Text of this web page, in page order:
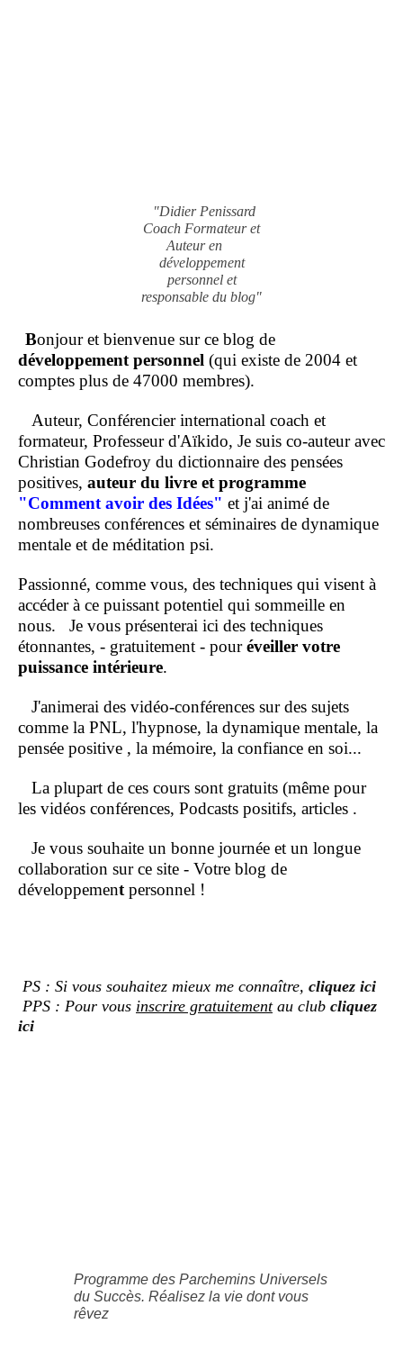
"Didier Penissard
Coach Formateur et
Auteur en
développement
personnel et
responsable du blog"
Bonjour et bienvenue sur ce blog de
développement personnel (qui existe de 2004 et
comptes plus de 47000 membres).
Auteur, Conférencier international coach et
formateur, Professeur d'Aïkido, Je suis co-auteur avec
Christian Godefroy du dictionnaire des pensées
positives, auteur du livre et programme
"Comment avoir des Idées" et j'ai animé de
nombreuses conférences et séminaires de dynamique
mentale et de méditation psi.
Passionné, comme vous, des techniques qui visent à
accéder à ce puissant potentiel qui sommeille en
nous. Je vous présenterai ici des techniques
étonnantes, - gratuitement - pouréveiller votre
puissance intérieure.
J'animerai des vidéo-conférences sur des sujets
comme la PNL, l'hypnose, la dynamique mentale, la
pensée positive , la mémoire, la confiance en soi...
La plupart de ces cours sont gratuits (même pour
les vidéos conférences, Podcasts positifs, articles .
Je vous souhaite un bonne journée et un longue
collaboration sur ce site - Votre blog de
développementpersonnel !
PS : Si vous souhaitez mieux me connaître, cliquez ici
PPS : Pour vous inscrire gratuitementau club cliquez
ici
Programme des Parchemins Universels
du Succès. Réalisez la vie dont vous
rêvez